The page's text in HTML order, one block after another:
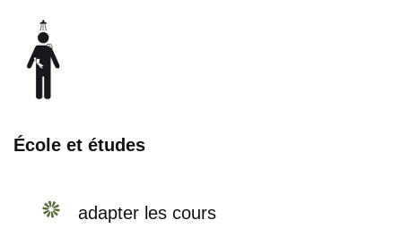
École et études
adapter les cours